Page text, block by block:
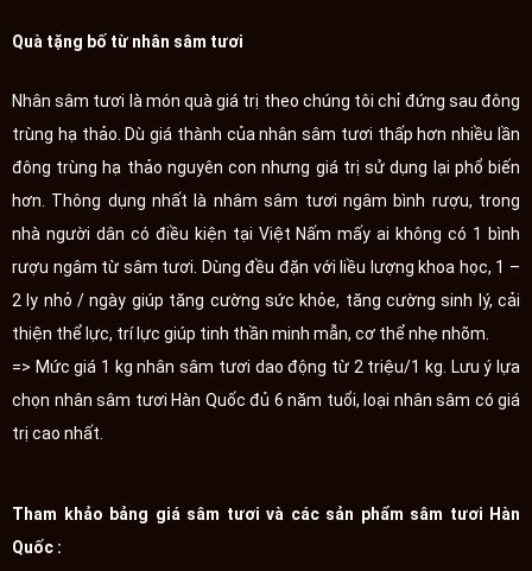
Quà tặng bố từ nhân sâm tươi
Nhân sâm tươi là món quà giá trị theo chúng tôi chỉ đứng sau đông
trùng hạ thảo. Dù giá thành của nhân sâm tươi thấp hơn nhiều lần
đông trùng hạ thảo nguyên con nhưng giá trị sử dụng lại phổ biến
hơn. Thông dụng nhất là nhâm sâm tươi ngâm bình rượu, trong
nhà người dân có điều kiện tại Việt Nấm mấy ai không có 1 bình
rượu ngâm từ sâm tươi. Dùng đều đặn với liều lượng khoa học, 1 –
2 ly nhỏ / ngày giúp tăng cường sức khỏe, tăng cường sinh lý, cải
thiện thể lực, trí lực giúp tinh thần minh mẫn, cơ thể nhẹ nhõm.
=> Mức giá 1 kg nhân sâm tươi dao động từ 2 triệu/1 kg. Lưu ý lựa
chọn nhân sâm tươi Hàn Quốc đủ 6 năm tuổi, loại nhân sâm có giá
trị cao nhất.
Tham khảo bảng giá sâm tươi và các sản phẩm sâm tươi Hàn
Quốc :